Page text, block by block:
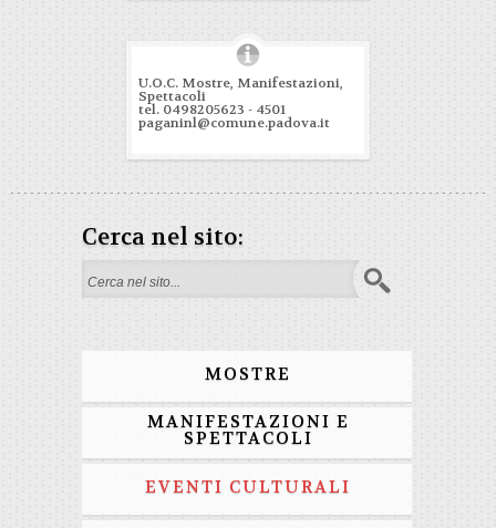
U.O.C. Mostre, Manifestazioni,
Spettacoli
tel. 0498205623 - 4501
paganinl@comune.padova.it
Cerca nel sito:
Form di ricerca
MOSTRE
MANIFESTAZIONI E
SPETTACOLI
EVENTI CULTURALI